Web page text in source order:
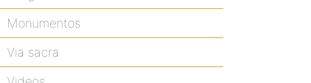
Monumentos
Via sacra